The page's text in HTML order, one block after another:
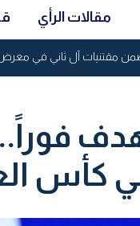
مقالات الرأي
مقتنيات آل ثاني في معرض
كأس